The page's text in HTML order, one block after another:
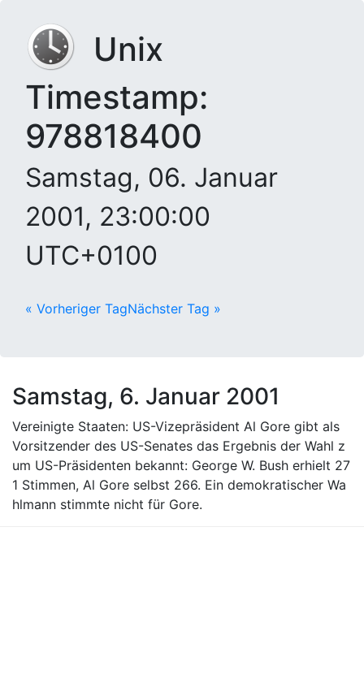
Unix
Timestamp:
978818400
Samstag, 06. Januar
2001, 23:00:00
UTC+0100
« Vorheriger TagNächster Tag »
Samstag, 6. Januar 2001
Vereinigte Staaten: US-Vizepräsident Al Gore gibt als
Vorsitzender des US-Senates das Ergebnis der Wahl z
um US-Präsidenten bekannt: George W. Bush erhielt 27
1 Stimmen, Al Gore selbst 266. Ein demokratischer Wa
hlmann stimmte nicht für Gore.